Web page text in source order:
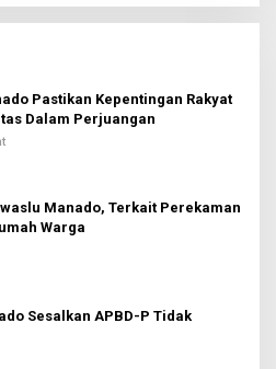
Pastikan Kepentingan Rakyat
Dalam Perjuangan
Manado, Terkait Perekaman
Warga
Sesalkan APBD-P Tidak